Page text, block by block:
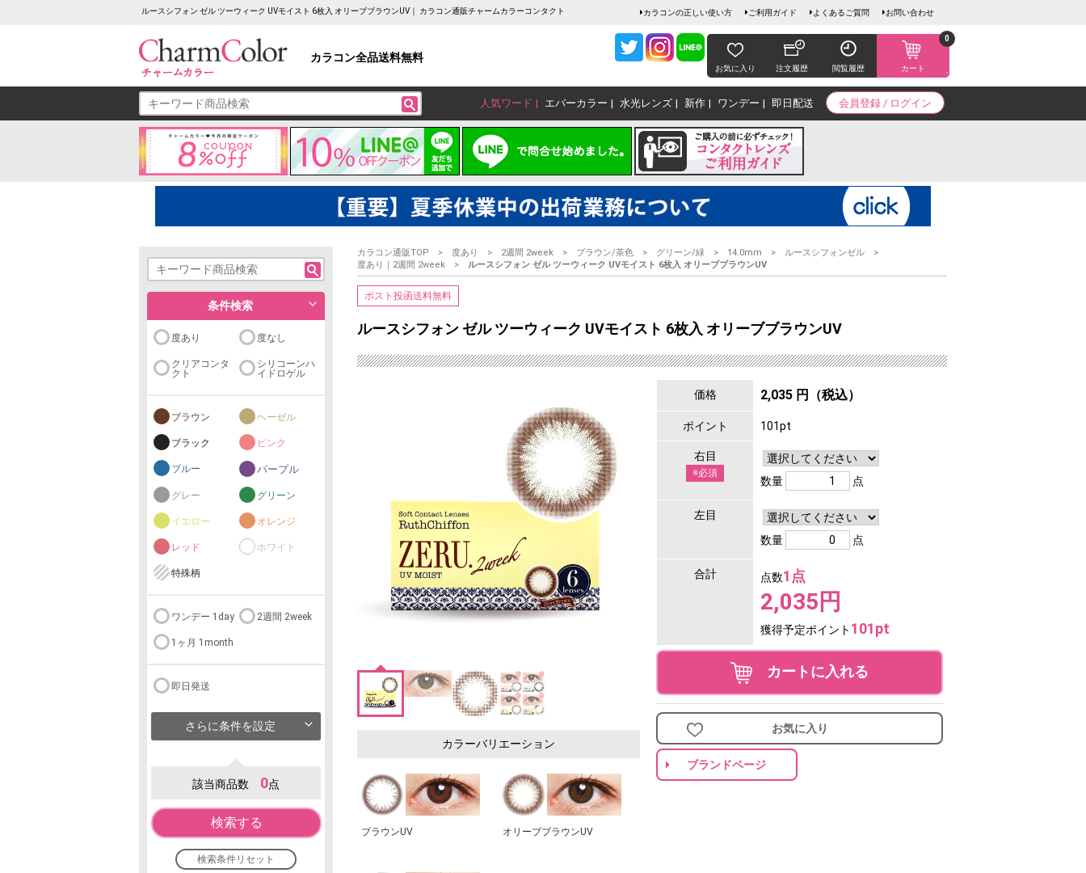
ルースシフォン ゼル ツーウィーク UVモイスト 6枚入 オリーブブラウンUV｜ カラコン通販チャームカラーコンタクト カラコンの正しい使い方 ご利用ガイド よくあるご質問 お問い合わせ
カラコン全品送料無料
お気に入り 注文履歴 閲覧履歴 カート
0
会員登録 / ログイン
人気ワード エバーカラー 水光レンズ 新作 ワンデー 即日配送
条件検索
度あり 度なし
クリアコンタ
クト
シリコーンハ
イドロゲル
ブラウン ヘーゼル
ブラック ピンク
ブルー パープル
グレー グリーン
イエロー オレンジ
レッド ホワイト
特殊柄
ワンデー 1day 2週間 2week
1ヶ月 1month
即日発送
さらに条件を設定
該当商品数 0点
検索する
検索条件リセット
カラコン通販TOP 度あり 2週間 2week ブラウン/茶色 グリーン/緑 14.0mm
ルースシフォンゼル
度あり｜2週間 2week
ルースシフォン ゼル ツーウィーク UVモイスト 6枚入 オリーブブラウンUV
ポスト投函送料無料
ルースシフォン ゼル ツーウィーク UVモイスト 6枚入 オリーブブラウンUV
カラーバリエーション
ブラウンUV オリーブブラウンUV
価格 2,035 円（税込）
ポイント 101pt
右目
※必須
数量 点
左目
数量
点
合計 点数1点
2,035円
獲得予定ポイント 101pt
カートに入れる
お気に入り
ブランドページ